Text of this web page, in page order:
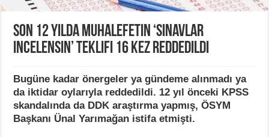
Son 12 yılda muhalefetin ‘sınavlar
incelensin’ teklifi 16 kez reddedildi
Bugüne kadar önergeler ya gündeme alınmadı ya
da iktidar oylarıyla reddedildi. 12 yıl önceki KPSS
skandalında da DDK araştırma yapmış, ÖSYM
Başkanı Ünal Yarımağan istifa etmişti.